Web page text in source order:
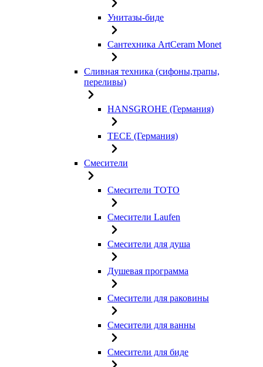
Унитазы-биде
Сантехника ArtCeram Monet
Сливная техника (сифоны,трапы,
переливы)
HANSGROHE (Германия)
TECE (Германия)
Смесители
Смесители TOTO
Смесители Laufen
Смесители для душа
Душевая программа
Смесители для раковины
Смесители для ванны
Смесители для биде